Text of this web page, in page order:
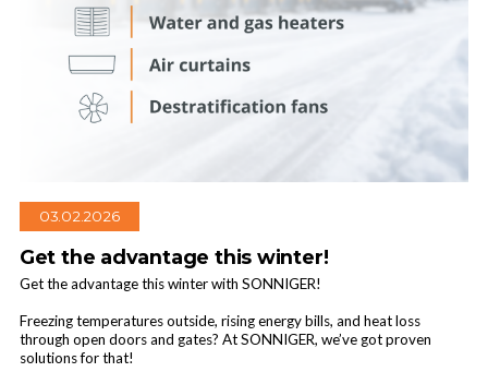
Air Curtain Guard One Industrial air curtains
03.02.2026
Get the advantage this winter!
Get the advantage this winter with SONNIGER!
Freezing temperatures outside, rising energy bills, and heat loss
through open doors and gates? At SONNIGER, we’ve got proven
solutions for that!